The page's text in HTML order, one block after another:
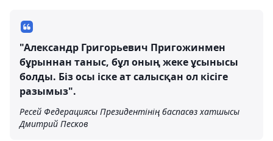
"Александр Григорьевич Пригожинмен
бұрыннан таныс, бұл оның жеке ұсынысы
болды. Біз осы іске ат салысқан ол кісіге
разымыз".
Ресей Федерациясы Президентінің баспасөз хатшысы
Дмитрий Песков